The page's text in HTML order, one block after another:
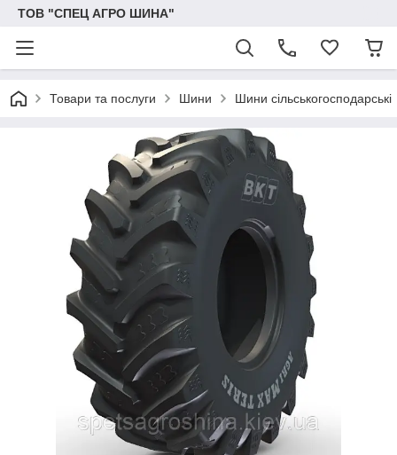
ТОВ "СПЕЦ АГРО ШИНА"
Товари та послуги Шини Шини сільськогосподарські